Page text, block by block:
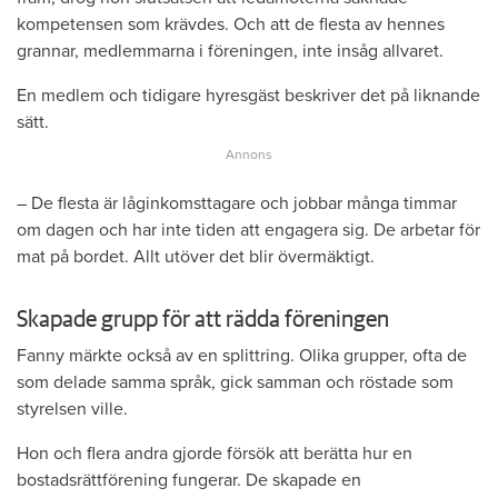
kompetensen som krävdes. Och att de flesta av hennes
grannar, medlemmarna i föreningen, inte insåg allvaret.
En medlem och tidigare hyresgäst beskriver det på liknande
sätt.
– De flesta är låginkomsttagare och jobbar många timmar
om dagen och har inte tiden att engagera sig. De arbetar för
mat på bordet. Allt utöver det blir övermäktigt.
Skapade grupp för att rädda föreningen
Fanny märkte också av en splittring. Olika grupper, ofta de
som delade samma språk, gick samman och röstade som
styrelsen ville.
Hon och flera andra gjorde försök att berätta hur en
bostadsrättförening fungerar. De skapade en